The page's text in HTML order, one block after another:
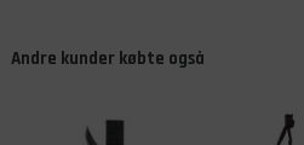
Andre kunder købte også